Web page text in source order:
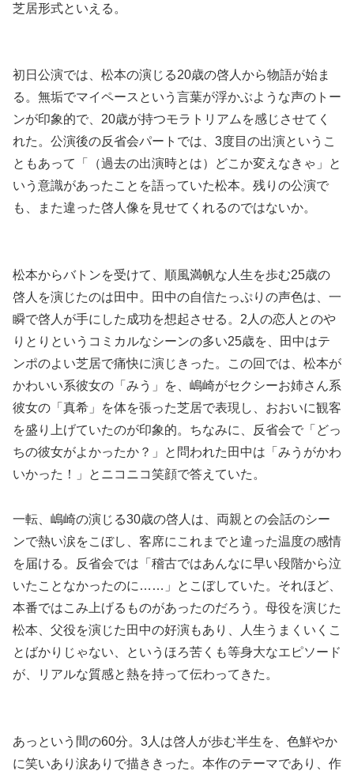
芝居形式といえる。
初日公演では、松本の演じる20歳の啓人から物語が始ま
る。無垢でマイペースという言葉が浮かぶような声のトー
ンが印象的で、20歳が持つモラトリアムを感じさせてく
れた。公演後の反省会パートでは、3度目の出演というこ
ともあって「（過去の出演時とは）どこか変えなきゃ」と
いう意識があったことを語っていた松本。残りの公演で
も、また違った啓人像を見せてくれるのではないか。
松本からバトンを受けて、順風満帆な人生を歩む25歳の
啓人を演じたのは田中。田中の自信たっぷりの声色は、一
瞬で啓人が手にした成功を想起させる。2人の恋人とのや
りとりというコミカルなシーンの多い25歳を、田中はテ
ンポのよい芝居で痛快に演じきった。この回では、松本が
かわいい系彼女の「みう」を、嶋崎がセクシーお姉さん系
彼女の「真希」を体を張った芝居で表現し、おおいに観客
を盛り上げていたのが印象的。ちなみに、反省会で「どっ
ちの彼女がよかったか？」と問われた田中は「みうがかわ
いかった！」とニコニコ笑顔で答えていた。
一転、嶋崎の演じる30歳の啓人は、両親との会話のシー
ンで熱い涙をこぼし、客席にこれまでと違った温度の感情
を届ける。反省会では「稽古ではあんなに早い段階から泣
いたことなかったのに……」とこぼしていた。それほど、
本番ではこみ上げるものがあったのだろう。母役を演じた
松本、父役を演じた田中の好演もあり、人生うまくいくこ
とばかりじゃない、というほろ苦くも等身大なエピソード
が、リアルな質感と熱を持って伝わってきた。
あっという間の60分。3人は啓人が歩む半生を、色鮮やか
に笑いあり涙ありで描ききった。本作のテーマであり、作